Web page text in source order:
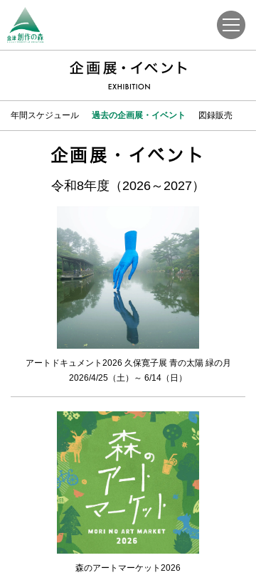
年間スケジュール 過去の企画展・イベント 図録販売
企画展・イベント
令和8年度（2026～2027）
アートドキュメント2026 久保寛子展 青の太陽 緑の月
2026/4/25（土）～ 6/14（日）
森のアートマーケット2026